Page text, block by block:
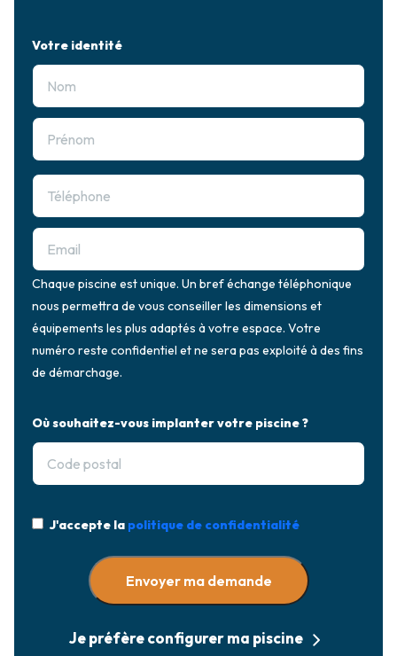
Votre identité
Chaque piscine est unique. Un bref échange téléphonique
nous permettra de vous conseiller les dimensions et
équipements les plus adaptés à votre espace. Votre
numéro reste confidentiel et ne sera pas exploité à des fins
de démarchage.
Où souhaitez-vous implanter votre piscine ?
J'accepte la politique de confidentialité
Envoyer ma demande
Je préfère configurer ma piscine